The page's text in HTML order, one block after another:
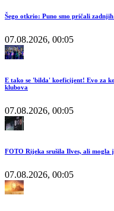
Šego otkrio: Puno smo pričali
07.08.2026, 00:05
E tako se 'bilda' koeficijent! Evo za
klubova
07.08.2026, 00:05
FOTO Rijeka srušila Ilves, ali
07.08.2026, 00:05